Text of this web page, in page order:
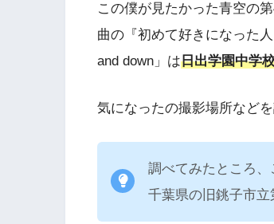
この僕が見たかった青空の
曲の『初めて好きになった
and down」は日出学園中学
気になったの撮影場所などを
調べてみたところ
千葉県の旧銚子市立